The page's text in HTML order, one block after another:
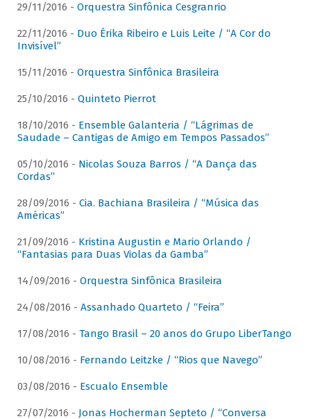
29/11/2016 - Orquestra Sinfônica Cesgranrio
22/11/2016 - Duo Érika Ribeiro e Luis Leite / “A Cor do
Invisível”
15/11/2016 - Orquestra Sinfônica Brasileira
25/10/2016 - Quinteto Pierrot
18/10/2016 - Ensemble Galanteria / “Lágrimas de
Saudade – Cantigas de Amigo em Tempos Passados”
05/10/2016 - Nicolas Souza Barros / “A Dança das
Cordas”
28/09/2016 - Cia. Bachiana Brasileira / “Música das
Américas”
21/09/2016 - Kristina Augustin e Mario Orlando /
“Fantasias para Duas Violas da Gamba”
14/09/2016 - Orquestra Sinfônica Brasileira
24/08/2016 - Assanhado Quarteto / “Feira”
17/08/2016 - Tango Brasil – 20 anos do Grupo LiberTango
10/08/2016 - Fernando Leitzke / “Rios que Navego”
03/08/2016 - Escualo Ensemble
27/07/2016 - Jonas Hocherman Septeto / “Conversa